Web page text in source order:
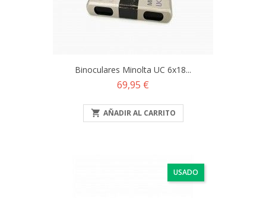
Binoculares Minolta UC 6x18...
Precio
69,95 €
 AÑADIR AL CARRITO
USADO